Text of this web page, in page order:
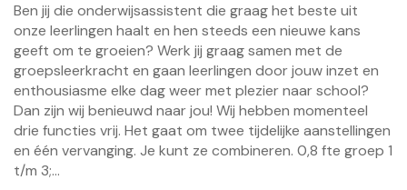
Ben jij die onderwijsassistent die graag het beste uit
onze leerlingen haalt en hen steeds een nieuwe kans
geeft om te groeien? Werk jij graag samen met de
groepsleerkracht en gaan leerlingen door jouw inzet en
enthousiasme elke dag weer met plezier naar school?
Dan zijn wij benieuwd naar jou! Wij hebben momenteel
drie functies vrij. Het gaat om twee tijdelijke aanstellingen
en één vervanging. Je kunt ze combineren. 0,8 fte groep 1
t/m 3;...